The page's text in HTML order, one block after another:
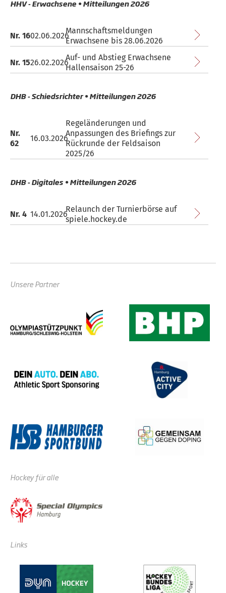
HHV - Erwachsene • Mitteilungen 2026
Nr. 1602.06.2026
Mannschaftsmeldungen
Erwachsene bis 28.06.2026
Nr. 1526.02.2026
Auf- und Abstieg Erwachsene
Hallensaison 25-26
DHB - Schiedsrichter • Mitteilungen 2026
Nr.
62
16.03.2026
Regeländerungen und
Anpassungen des Briefings zur
Rückrunde der Feldsaison
2025/26
DHB - Digitales • Mitteilungen 2026
Nr. 4 14.01.2026
Relaunch der Turnierbörse auf
spiele.hockey.de
Unsere Partner
Hockey für alle
Links